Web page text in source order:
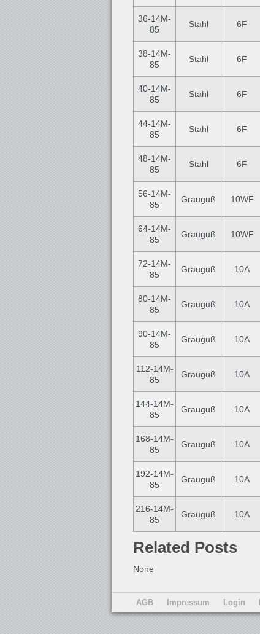
36-14M-
85
Stahl 6F
38-14M-
85
Stahl 6F
40-14M-
85
Stahl 6F
44-14M-
85
Stahl 6F
48-14M-
85
Stahl 6F
56-14M-
85
Grauguß 10WF
64-14M-
85
Grauguß 10WF
72-14M-
85
Grauguß 10A
80-14M-
85
Grauguß 10A
90-14M-
85
Grauguß 10A
112-14M-
85
Grauguß 10A
144-14M-
85
Grauguß 10A
168-14M-
85
Grauguß 10A
192-14M-
85
Grauguß 10A
216-14M-
85
Grauguß 10A
Related Posts
None
AGB Impressum Login